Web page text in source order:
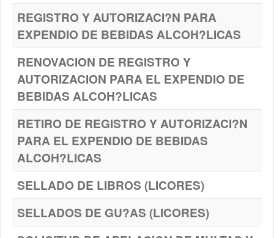
REGISTRO Y AUTORIZACI?N PARA
EXPENDIO DE BEBIDAS ALCOH?LICAS
RENOVACION DE REGISTRO Y
AUTORIZACION PARA EL EXPENDIO DE
BEBIDAS ALCOH?LICAS
RETIRO DE REGISTRO Y AUTORIZACI?N
PARA EL EXPENDIO DE BEBIDAS
ALCOH?LICAS
SELLADO DE LIBROS (LICORES)
SELLADOS DE GU?AS (LICORES)